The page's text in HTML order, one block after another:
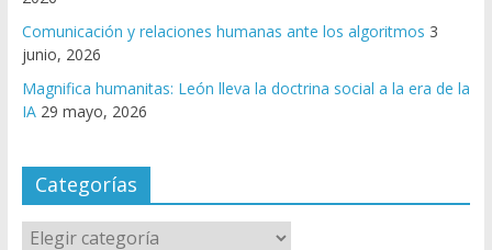
Comunicación y relaciones humanas ante los algoritmos 3
junio, 2026
Magnifica humanitas: León lleva la doctrina social a la era de la
IA 29 mayo, 2026
Categorías